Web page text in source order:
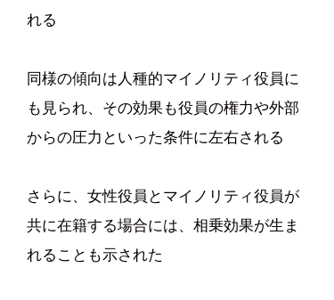
れる
同様の傾向は人種的マイノリティ役員に
も見られ、その効果も役員の権力や外部
からの圧力といった条件に左右される
さらに、女性役員とマイノリティ役員が
共に在籍する場合には、相乗効果が生ま
れることも示された